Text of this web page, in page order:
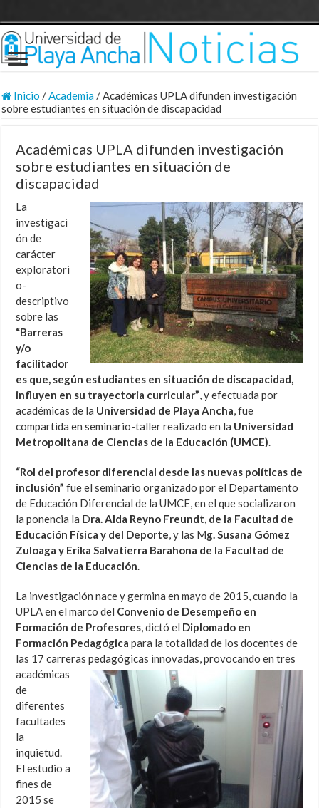
Inicio /Academia/Académicas UPLA difunden investigación
sobre estudiantes en situación de discapacidad
Académicas UPLA difunden investigación
sobre estudiantes en situación de
discapacidad
La
investigaci
ón de
carácter
exploratori
o-
descriptivo
sobre las
“Barreras
y/o
facilitador
es que, según estudiantes en situación de discapacidad,
influyen en su trayectoria curricular”, y efectuada por
académicas de la Universidad de Playa Ancha, fue
compartida en seminario-taller realizado en la Universidad
Metropolitana de Ciencias de la Educación (UMCE).
“Rol del profesor diferencial desde las nuevas políticas de
inclusión” fue el seminario organizado por el Departamento
de Educación Diferencial de la UMCE, en el que socializaron
la ponencia la Dra. Alda Reyno Freundt, de la Facultad de
Educación Física y del Deporte, y las Mg. Susana Gómez
Zuloaga y Erika Salvatierra Barahona de la Facultad de
Ciencias de la Educación.
La investigación nace y germina en mayo de 2015, cuando la
UPLA en el marco del Convenio de Desempeño en
Formación de Profesores, dictó el Diplomado en
Formación Pedagógica para la totalidad de los docentes de
las 17 carreras pedagógicas innovadas,provocando en tres
académicas
de
diferentes
facultades
la
inquietud.
El estudio a
fines de
2015 se